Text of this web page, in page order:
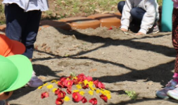
よみこみちゅう